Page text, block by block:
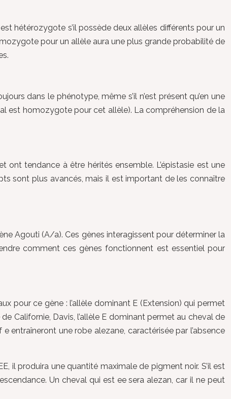
hétérozygote s’il possède deux allèles différents pour un
pour un allèle aura une plus grande probabilité de
dans le phénotype, même s’il n’est présent qu’en une
est homozygote pour cet allèle). La compréhension de la
ont tendance à être hérités ensemble. L’épistasie est une
sont plus avancés, mais il est important de les connaître
Agouti (A/a). Ces gènes interagissent pour déterminer la
comment ces gènes fonctionnent est essentiel pour
pour ce gène : l’allèle dominant E (Extension) qui permet
Californie, Davis, l’allèle E dominant permet au cheval de
entraîneront une robe alezane, caractérisée par l’absence
il produira une quantité maximale de pigment noir. S’il est
Un cheval qui est ee sera alezan, car il ne peut